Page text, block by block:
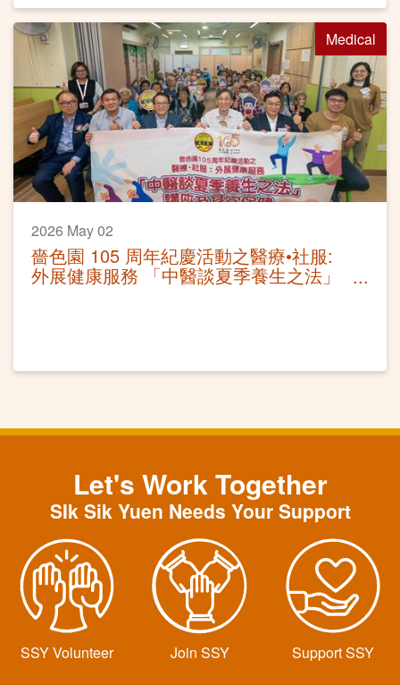
Medical
2026 May 02
嗇色園 105 周年紀慶活動之醫療•社服:
外展健康服務 「中醫談夏季養生之法」
Let's Work Together
SIk Sik Yuen Needs Your Support
SSY Volunteer Join SSY Support SSY